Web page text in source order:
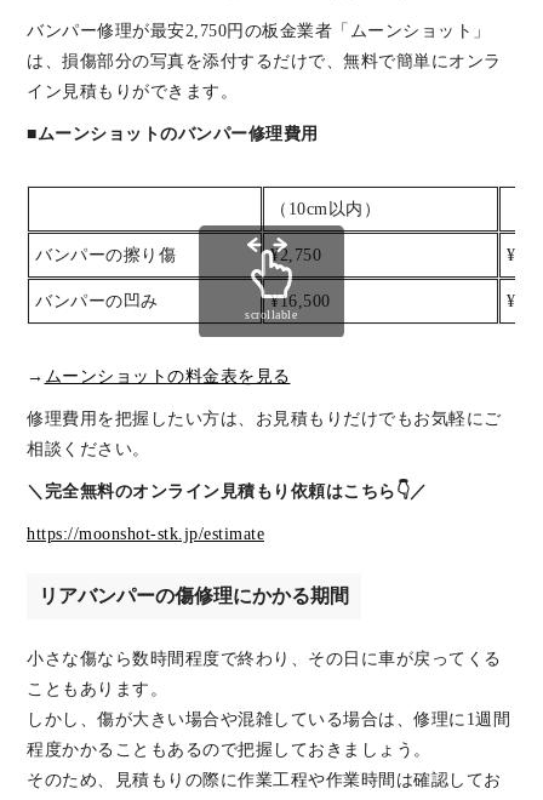
バンパー修理が最安2,750円の板金業者「ムーンショット」
は、損傷部分の写真を添付するだけで、無料で簡単にオンラ
イン見積もりができます。
■ムーンショットのバンパー修理費用
（10cm以内）
バンパーの擦り傷 ¥2,750
バンパーの凹み ¥16,500
scrollable
→ ムーンショットの料金表を見る
修理費用を把握したい方は、お見積もりだけでもお気軽にご
相談ください。
＼完全無料のオンライン見積もり依頼はこちら👇／
https://moonshot-stk.jp/estimate
リアバンパーの傷修理にかかる期間
小さな傷なら数時間程度で終わり、その日に車が戻ってくる
こともあります。
しかし、傷が大きい場合や混雑している場合は、修理に1週間
程度かかることもあるので把握しておきましょう。
そのため、見積もりの際に作業工程や作業時間は確認してお